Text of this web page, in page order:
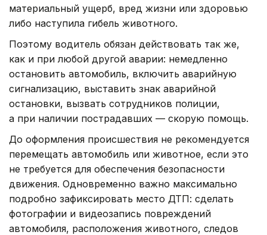
материальный ущерб, вред жизни или здоровью
либо наступила гибель животного.
Поэтому водитель обязан действовать так же,
как и при любой другой аварии: немедленно
остановить автомобиль, включить аварийную
сигнализацию, выставить знак аварийной
остановки, вызвать сотрудников полиции,
а при наличии пострадавших — скорую помощь.
До оформления происшествия не рекомендуется
перемещать автомобиль или животное, если это
не требуется для обеспечения безопасности
движения. Одновременно важно максимально
подробно зафиксировать место ДТП: сделать
фотографии и видеозапись повреждений
автомобиля, расположения животного, следов